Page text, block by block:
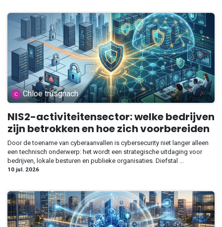
Chloe trusgnach
NIS2-activiteitensector: welke bedrijven
zijn betrokken en hoe zich voorbereiden
Door de toename van cyberaanvallen is cybersecurity niet langer alleen
een technisch onderwerp: het wordt een strategische uitdaging voor
bedrijven, lokale besturen en publieke organisaties. Diefstal ...
10 jul. 2026